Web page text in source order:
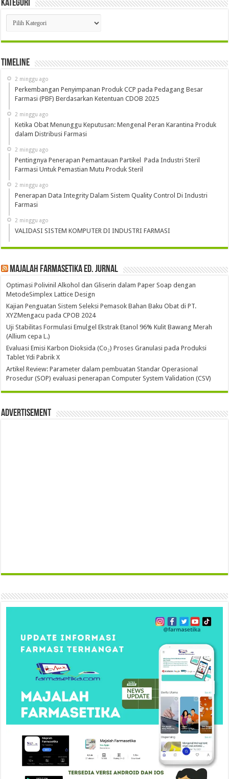
Kategori
Kategori
Timeline
2 minggu ago
Perkembangan Penyimpanan Produk CCP pada Pedagang Besar
Farmasi (PBF) Berdasarkan Ketentuan CDOB 2025
2 minggu ago
Ketika Obat Menunggu Keputusan: Mengenal Peran Karantina Produk
dalam Distribusi Farmasi
2 minggu ago
Pentingnya Penerapan Pemantauan Partikel Pada Industri Steril
Farmasi Untuk Pemastian Mutu Produk Steril
2 minggu ago
Penerapan Data Integrity Dalam Sistem Quality Control Di Industri
Farmasi
2 minggu ago
VALIDASI SISTEM KOMPUTER DI INDUSTRI FARMASI
Majalah Farmasetika Ed. Jurnal
Optimasi Polivinil Alkohol dan Gliserin dalam Paper Soap dengan
MetodeSimplex Lattice Design
Kajian Penguatan Sistem Seleksi Pemasok Bahan Baku Obat di PT.
XYZMengacu pada CPOB 2024
Uji Stabilitas Formulasi Emulgel Ekstrak Etanol 96% Kulit Bawang Merah
(Allium cepa L.)
Evaluasi Emisi Karbon Dioksida (Co₂) Proses Granulasi pada Produksi
Tablet Ydi Pabrik X
Artikel Review: Parameter dalam pembuatan Standar Operasional
Prosedur (SOP) evaluasi penerapan Computer System Validation (CSV)
Advertisement